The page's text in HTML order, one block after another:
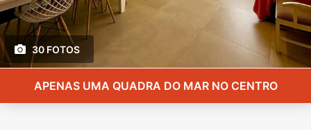
30 FOTOS
APENAS UMA QUADRA DO MAR NO CENTRO